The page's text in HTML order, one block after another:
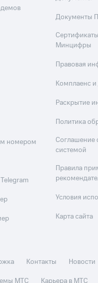
номером
Документы
Минцифры
Правовая
Комплаенс и
Раскрытие
Политика
Соглашение
системой
Правила
Условия
Карта сайта
Контакты Новости
МТС
Карьера в МТС